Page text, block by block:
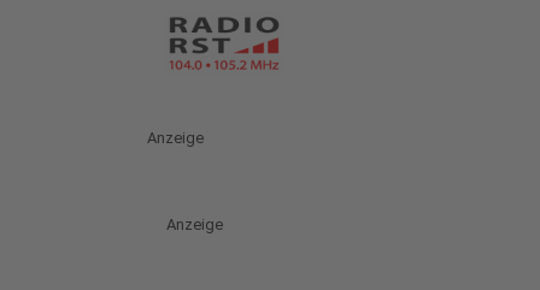
Anzeige
Anzeige